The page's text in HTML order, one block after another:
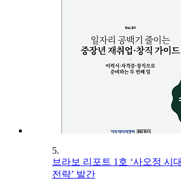
5.
브라보 리포트 1호 ‘사오정 시
전략’ 발간